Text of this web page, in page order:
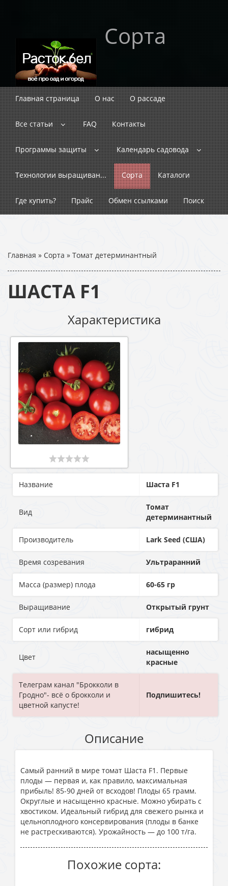
Сорта
Главная страница О нас О рассаде
Все статьи FAQ Контакты
Программы защиты Календарь садовода
Технологии выращиван... Сорта Каталоги
Где купить? Прайс Обмен ссылками Поиск
Главная » Сорта » Томат детерминантный
ШАСТА F1
Характеристика
Название Шаста F1
Вид
Томат
детерминантный
Производитель Lark Seed (США)
Время созревания Ультраранний
Масса (размер) плода 60-65 гр
Выращивание Открытый грунт
Сорт или гибрид гибрид
Цвет
насыщенно
красные
Телеграм канал "Брокколи в
Гродно"- всё о брокколи и
цветной капусте!
Подпишитесь!
Описание
Самый ранний в мире томат Шаста F1. Первые
плоды — первая и, как правило, максимальная
прибыль! 85-90 дней от всходов! Плоды 65 грамм.
Округлые и насыщенно красные. Можно убирать с
хвостиком. Идеальный гибрид для свежего рынка и
цельноплодного консервирования (плоды в банке
не растрескиваются). Урожайность — до 100 т/га.
Похожие сорта: